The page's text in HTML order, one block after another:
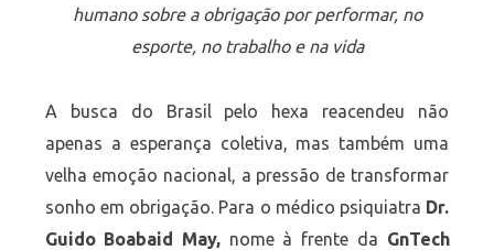
humano sobre a obrigação por performar, no
esporte, no trabalho e na vida
A busca do Brasil pelo hexa reacendeu não
apenas a esperança coletiva, mas também uma
velha emoção nacional, a pressão de transformar
sonho em obrigação. Para o médico psiquiatra Dr.
Guido Boabaid May,nome à frente da GnTech